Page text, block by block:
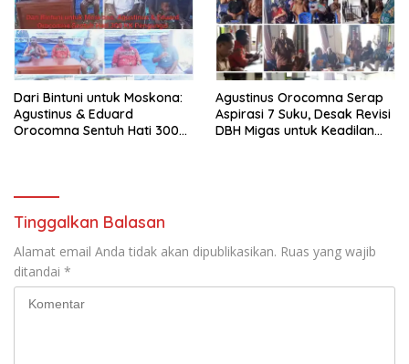
Dari Bintuni untuk Moskona:
Agustinus & Eduard
Orocomna Sentuh Hati 300
Agustinus Orocomna Serap
Aspirasi 7 Suku, Desak Revisi
DBH Migas untuk Keadilan
Tinggalkan Balasan
Alamat email Anda tidak akan dipublikasikan. Ruas yang wajib
ditandai *